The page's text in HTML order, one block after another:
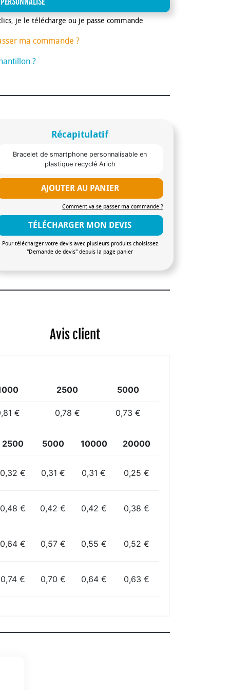
je le télécharge ou je passe commande
ma commande ?
?
Récapitulatif
Bracelet de smartphone personnalisable en
plastique recyclé Arich
AJOUTER AU PANIER
Comment va se passer ma commande ?
TÉLÉCHARGER MON DEVIS
Pour télécharger votre devis avec plusieurs produits choisissez
"Demande de devis" depuis la page panier
Avis client
2500 5000
€ 0,78 € 0,73 €
2500 5000 10000 20000
0,32 € 0,31 € 0,31 € 0,25 €
0,48 € 0,42 € 0,42 € 0,38 €
0,64 € 0,57 € 0,55 € 0,52 €
0,74 € 0,70 € 0,64 € 0,63 €